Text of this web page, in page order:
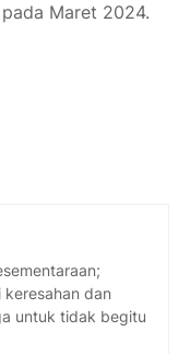
Maret 2024.
dan
untuk tidak begitu